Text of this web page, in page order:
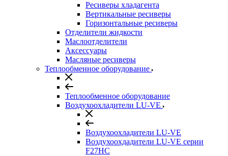
Ресиверы хладагента
Вертикальные ресиверы
Горизонтальные ресиверы
Отделители жидкости
Маслоотделители
Аксессуары
Масляные ресиверы
Теплообменное оборудование
Теплообменное оборудование
Воздухоохладители LU-VE
Воздухоохладители LU-VE
Воздухоохдадители LU-VE серии
F27HC